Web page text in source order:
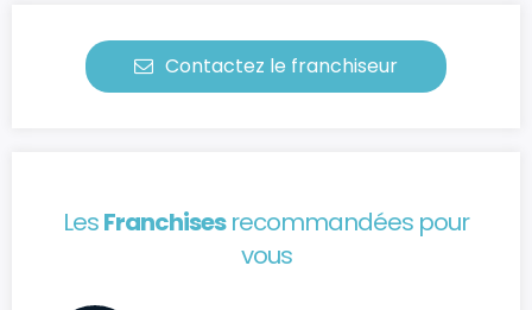
Contactez le franchiseur
LesFranchisesrecommandées pour
vous